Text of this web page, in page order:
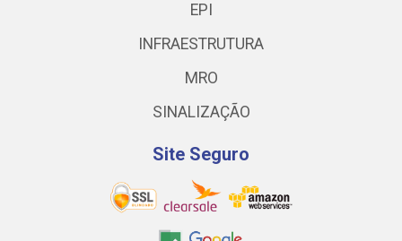
EPI
INFRAESTRUTURA
MRO
SINALIZAÇÃO
Site Seguro